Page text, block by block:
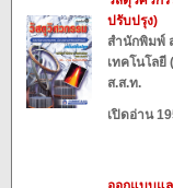
ปรับปรุง)
สำนักพิมพ์
เทคโนโล
ส.ส.ท.
เปิดอ่าน